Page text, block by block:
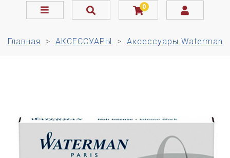
0
Главная АКСЕССУАРЫ Аксессуары Waterman